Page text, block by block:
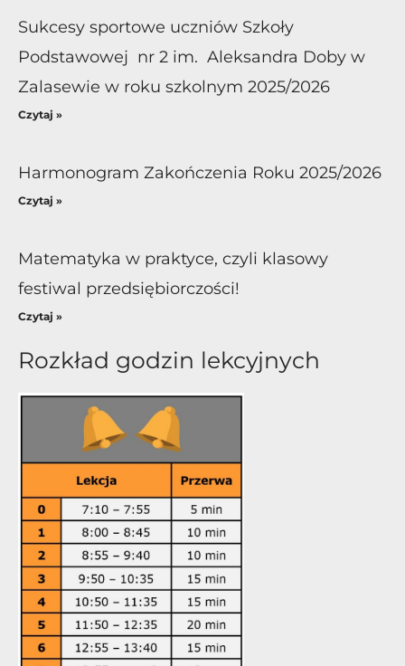
Sukcesy sportowe uczniów Szkoły
Podstawowej nr 2 im. Aleksandra Doby w
Zalasewie w roku szkolnym 2025/2026
Czytaj »
Harmonogram Zakończenia Roku 2025/2026
Czytaj »
Matematyka w praktyce, czyli klasowy
festiwal przedsiębiorczości!
Czytaj »
Rozkład godzin lekcyjnych